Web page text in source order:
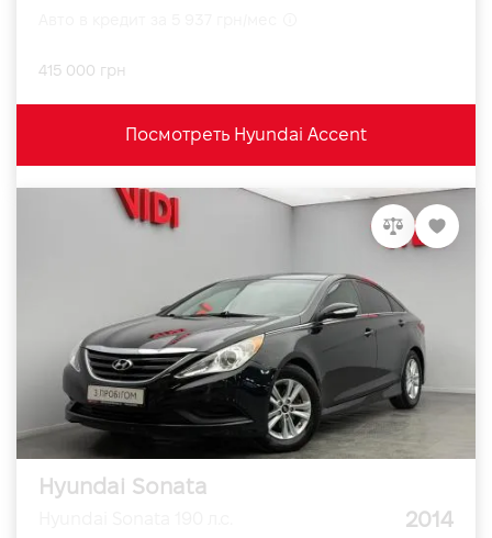
415 000 грн
Посмотреть Hyundai Accent
Hyundai Sonata
2014